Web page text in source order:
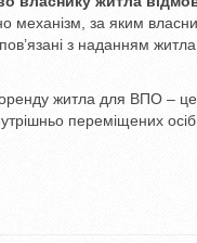
механізм, за яким
з наданням
житла для ВПО –
переміщених